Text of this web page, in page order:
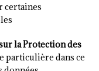
certaines
la Protection des
particulière dans ce